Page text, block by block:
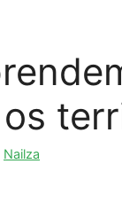
Nailza